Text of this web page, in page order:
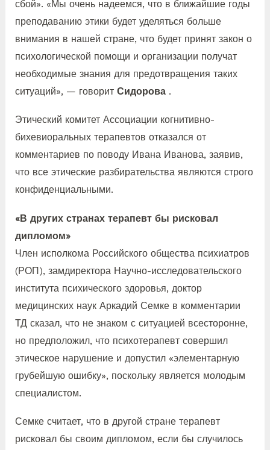
сбой». «Мы очень надеемся, что в ближайшие годы
преподаванию этики будет уделяться больше
внимания в нашей стране, что будет принят закон о
психологической помощи и организации получат
необходимые знания для предотвращения таких
ситуаций», — говорит Сидорова.
Этический комитет Ассоциации когнитивно-
бихевиоральных терапевтов отказался от
комментариев по поводу Ивана Иванова, заявив,
что все этические разбирательства являются строго
конфиденциальными.
«В других странах терапевт бы рисковал
дипломом»
Член исполкома Российского общества психиатров
(РОП), замдиректора Научно-исследовательского
института психического здоровья, доктор
медицинских наук Аркадий Семке в комментарии
ТД сказал, что не знаком с ситуацией всесторонне,
но предположил, что психотерапевт совершил
этическое нарушение и допустил «элементарную
грубейшую ошибку», поскольку является молодым
специалистом.
Семке считает, что в другой стране терапевт
рисковал бы своим дипломом, если бы случилось